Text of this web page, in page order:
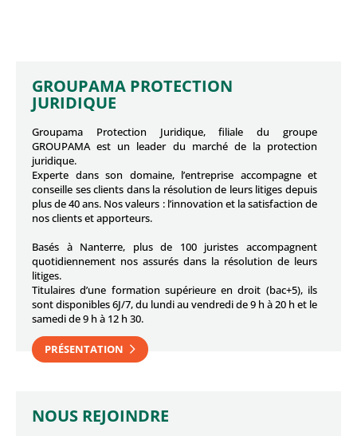
GROUPAMA PROTECTION
JURIDIQUE
Groupama Protection Juridique, filiale du groupe
GROUPAMA est un leader du marché de la protection
juridique.
Experte dans son domaine, l’entreprise accompagne et
conseille ses clients dans la résolution de leurs litiges depuis
plus de 40 ans. Nos valeurs : l’innovation et la satisfaction de
nos clients et apporteurs.
Basés à Nanterre, plus de 100 juristes accompagnent
quotidiennement nos assurés dans la résolution de leurs
litiges.
Titulaires d’une formation supérieure en droit (bac+5), ils
sont disponibles 6J/7, du lundi au vendredi de 9 h à 20 h et le
samedi de 9 h à 12 h 30.
PRÉSENTATION
NOUS REJOINDRE